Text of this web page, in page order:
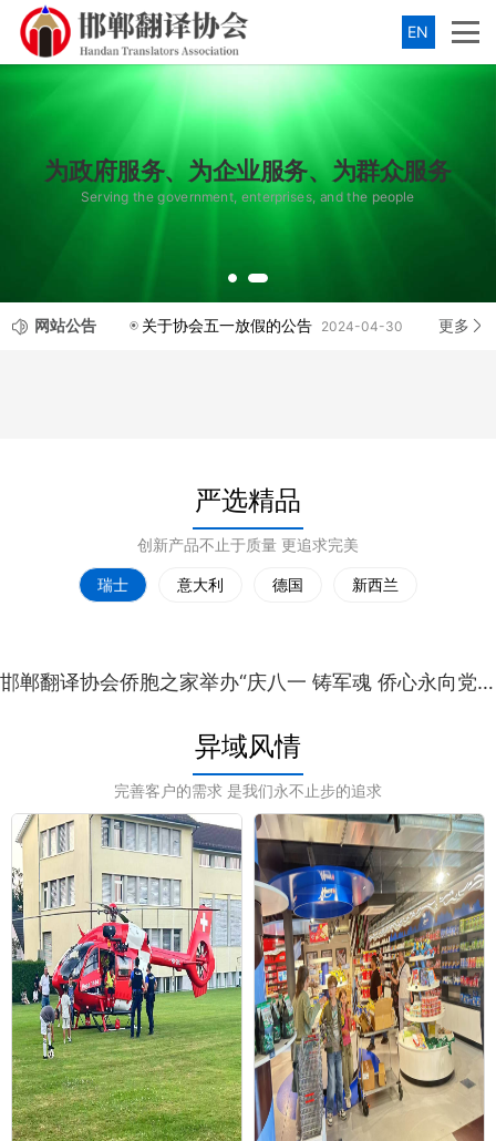
EN
为政府服务、为企业服务、为群众服务
Serving the government, enterprises, and the people
网站公告 关于协会五一放假的公告 2024-04-30 更多
严选精品
创新产品不止于质量 更追求完美
瑞士 意大利 德国 新西兰
邯郸翻译协会侨胞之家举办“庆八一 铸军魂 侨心永向党”主题宣讲朗诵演唱会
异域风情
完善客户的需求 是我们永不止步的追求